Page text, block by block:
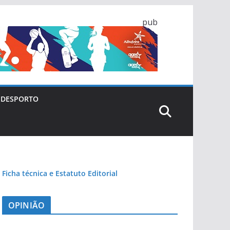
pub
DESPORTO
Ficha técnica e Estatuto Editorial
OPINIÃO